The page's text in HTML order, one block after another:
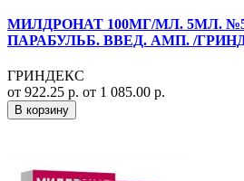
МИЛДРОНАТ 100МГ/МЛ. 5МЛ.
ПАРАБУЛЬБ. ВВЕД. АМП. /
ГРИНДЕКС
от 922.25 р. от 1 085.00 р.
В корзину